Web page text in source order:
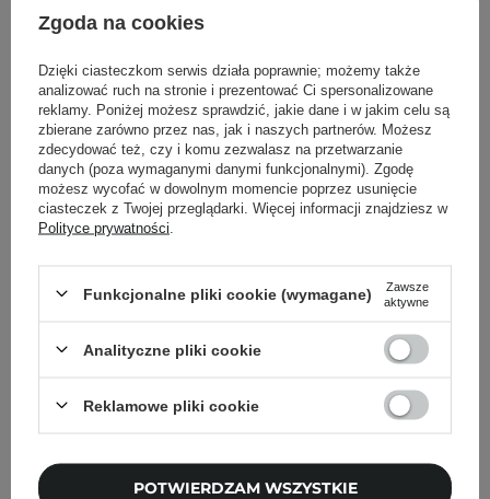
Maksymalne stężenie w preparacie gotowym do
Powrót do Cosipedii
Pokaż więcej wpisów zCzerwiec 2020
Newsletter Cosibella
Pielęgnacyjne checklisty, eksperckie porady,
beauty nowości - prosto na maila!
Zgadzam się na otrzymywanie
Zgoda na cookies
Dzięki ciasteczkom serwis działa poprawnie; możemy także
analizować ruch na stronie i prezentować Ci spersonalizowane
reklamy. Poniżej możesz sprawdzić, jakie dane i w jakim celu są
zbierane zarówno przez nas, jak i naszych partnerów. Możesz
zdecydować też, czy i komu zezwalasz na przetwarzanie
danych (poza wymaganymi danymi funkcjonalnymi). Zgodę
możesz wycofać w dowolnym momencie poprzez usunięcie
ciasteczek z Twojej przeglądarki. Więcej informacji znajdziesz w
Polityce prywatności
Funkcjonalne pliki cookie (wymagane)
Zawsze
aktywne
Analityczne pliki cookie
Reklamowe pliki cookie
POTWIERDZAM WSZYSTKIE